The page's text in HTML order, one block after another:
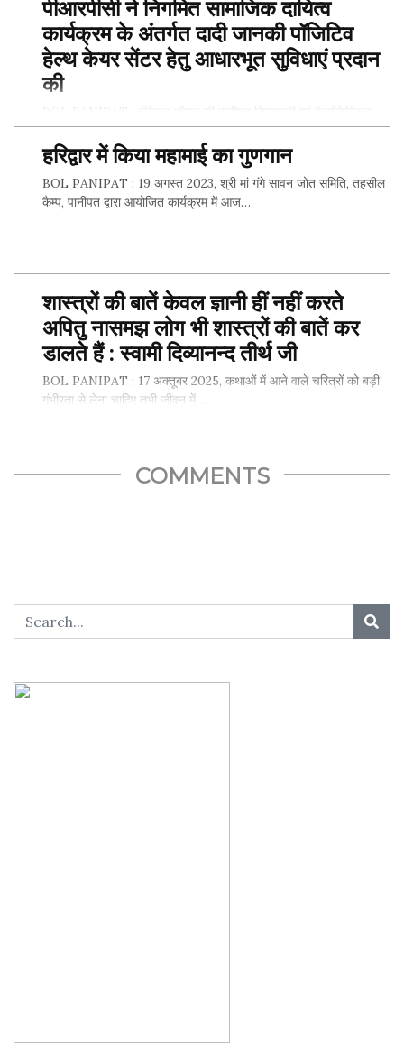
SHARE THIS...
पीआरपीसी ने निगमित सामाजिक दायित्व
कार्यक्रम के अंतर्गत दादी जानकी पॉजिटिव
हेल्थ केयर सेंटर हेतु आधारभूत सुविधाएं प्रदान
की
BOL PANIPAT : इंडियन ऑयल की पानीपत रिफाइनरी एवं पेट्रोकेमिकल
काम्प्लेक्स (पीआरपीसी) के द्वारा पानीपत एवं विशेषकर इसके आस पास…
SHARE THIS...
हरिद्वार में किया महामाई का गुणगान
BOL PANIPAT : 19 अगस्त 2023, श्री मां गंगे सावन जोत समिति, तहसील
कैम्प, पानीपत द्वारा आयोजित कार्यक्रम में आज…
शास्त्रों की बातें केवल ज्ञानी हीं नहीं करते
अपितु नासमझ लोग भी शास्त्रों की बातें कर
डालते हैं : स्वामी दिव्यानन्द तीर्थ जी
BOL PANIPAT : 17 अक्तूबर 2025, कथाओं में आने वाले चरित्रों को बड़ी
गंभीरता से लेना चाहिए तभी जीवन में…
SHARE THIS...COMMENTS